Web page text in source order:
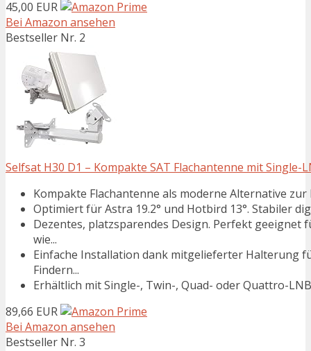
45,00 EUR
Bei Amazon ansehen
Bestseller Nr. 2
Selfsat H30 D1 – Kompakte SAT Flachantenne mit
Kompakte Flachantenne als moderne Alternative
Optimiert für Astra 19.2° und Hotbird 13°. Stabiler
Dezentes, platzsparendes Design. Perfekt
wie...
Einfache Installation dank mitgelieferter Halterung
Findern...
Erhältlich mit Single-, Twin-, Quad- oder Quattro-
89,66 EUR
Bei Amazon ansehen
Bestseller Nr. 3